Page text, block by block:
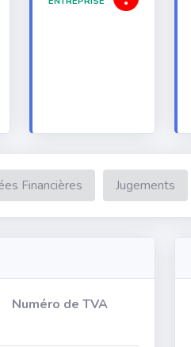
Financières Jugements
Numéro de TVA